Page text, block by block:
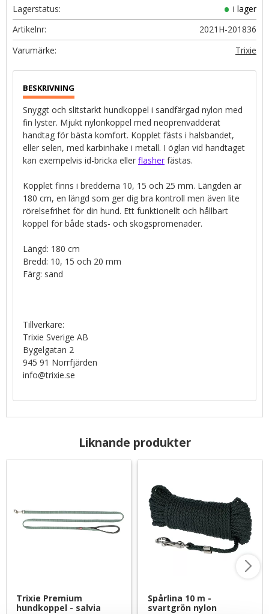
Lagerstatus
i lager
Artikelnr
2021H-201836
Trixie
Snyggt och slitstarkt hundkoppel i sandfärgad nylon med
fin lyster. Mjukt nylonkoppel med neoprenvadderat
handtag för bästa komfort. Kopplet fästs i halsbandet,
eller selen, med karbinhake i metall. I öglan vid handtaget
kan exempelvis id-bricka eller flasher fästas.
Kopplet finns i bredderna 10, 15 och 25 mm. Längden är
180 cm, en längd som ger dig bra kontroll men även lite
rörelsefrihet för din hund. Ett funktionellt och hållbart
koppel för både stads- och skogspromenader.
Längd: 180 cm
Bredd: 10, 15 och 20 mm
Färg: sand
Tillverkare:
Trixie Sverige AB
Bygelgatan 2
945 91 Norrfjärden
info@trixie.se
Liknande produkter
Trixie Premium
hundkoppel - salvia
Spårlina 10 m -
svartgrön nylon